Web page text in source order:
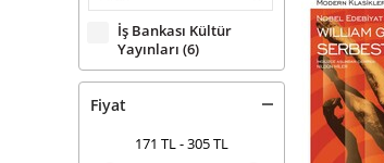
İş Bankası Kültür
Yayınları (6)
Fiyat
171 TL-305 TL